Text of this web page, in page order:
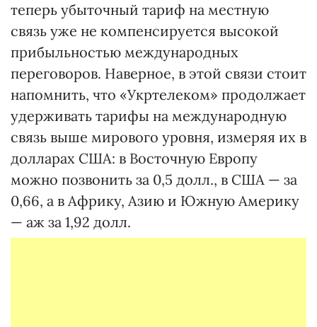
теперь убыточный тариф на местную
связь уже не компенсируется высокой
прибыльностью международных
переговоров. Наверное, в этой связи стоит
напомнить, что «Укртелеком» продолжает
удерживать тарифы на международную
связь выше мирового уровня, измеряя их в
долларах США: в Восточную Европу
можно позвонить за 0,5 долл., в США — за
0,66, а в Африку, Азию и Южную Америку
— аж за 1,92 долл.